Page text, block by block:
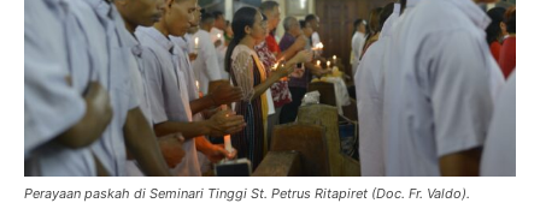
Perayaan paskah di Seminari Tinggi St. Petrus Ritapiret (Doc. Fr. Valdo).